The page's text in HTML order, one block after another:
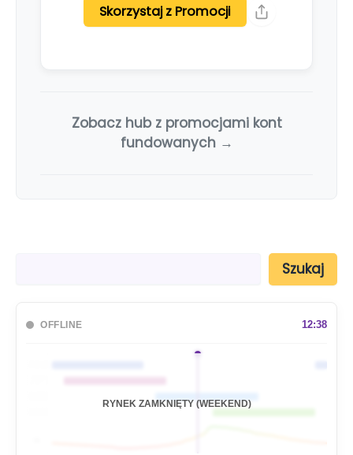
Skorzystaj z Promocji
Zobacz hub z promocjami kont
fundowanych →
Szukaj
OFFLINE 12:38
RYNEK ZAMKNIĘTY (WEEKEND)